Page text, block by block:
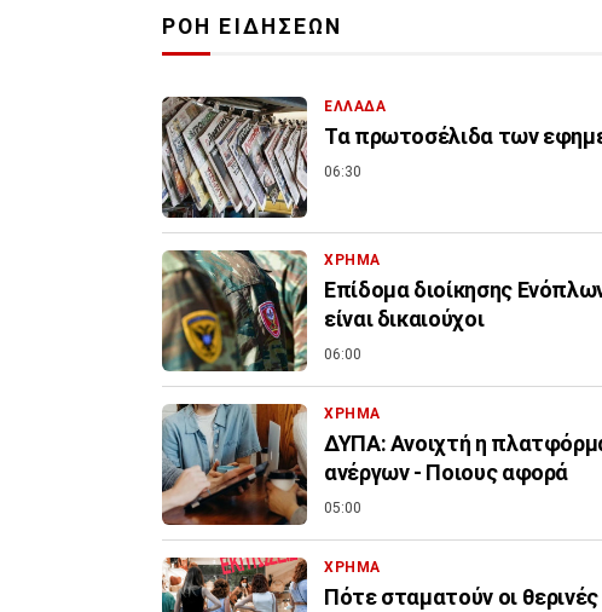
ΡΟΗ ΕΙΔΗΣΕΩΝ
ΕΛΛΑΔΑ
Τα πρωτοσέλιδα των
06:30
ΧΡΗΜΑ
Επίδομα διοίκησης
είναι δικαιούχοι
06:00
ΧΡΗΜΑ
ΔΥΠΑ: Ανοιχτή η
ανέργων - Ποιους αφορά
05:00
ΧΡΗΜΑ
Πότε σταματούν οι